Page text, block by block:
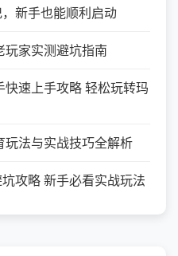
新手也能顺利启动
家实测避坑指南
速上手攻略 轻松玩转玛
法与实战技巧全解析
攻略 新手必看实战玩法